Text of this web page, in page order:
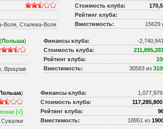
Воля, Сталева-Воля
Стоимость клуба:
Рейтинг клуба:
Вместимость:
15629
(Польша)
Вроцлав
Финансы клуба:
-
Стоимость клуба:
Рейтинг клуба:
Вместимость:
30583 из
)
[√]
Финансы клуба:
Стоимость клуба:
Рейтинг клуба:
Вместимость:
18951 из